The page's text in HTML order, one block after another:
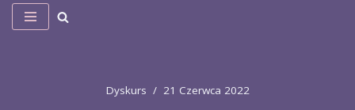
Dyskurs 21 Czerwca 2022